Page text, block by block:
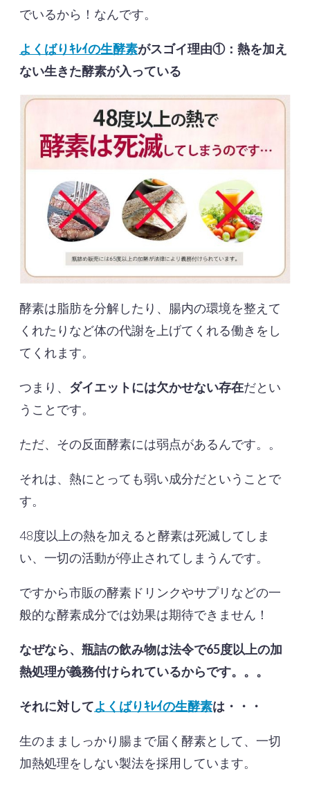
でいるから！なんです。
よくばりｷﾚｲの生酵素がスゴイ理由①：熱を加え
ない生きた酵素が入っている
酵素は脂肪を分解したり、腸内の環境を整えて
くれたりなど体の代謝を上げてくれる働きをし
てくれます。
つまり、 ダイエットには欠かせない存在だとい
うことです。
ただ、その反面酵素には弱点があるんです。。
それは、熱にとっても弱い成分だということで
す。
48度以上の熱を加えると酵素は死滅してしま
い、一切の活動が停止されてしまうんです。
ですから市販の酵素ドリンクやサプリなどの一
般的な酵素成分では効果は期待できません！
なぜなら、瓶詰の飲み物は法令で65度以上の加
熱処理が義務付けられているからです。。。
それに対してよくばりｷﾚｲの生酵素は・・・
生のまましっかり腸まで届く酵素として、一切
加熱処理をしない製法を採用しています。